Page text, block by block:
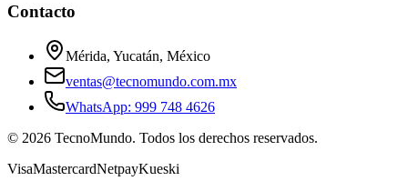
Contacto
Mérida, Yucatán, México
ventas@tecnomundo.com.mx
WhatsApp: 999 748 4626
© 2026 TecnoMundo. Todos los derechos reservados.
VisaMastercardNetpayKueski